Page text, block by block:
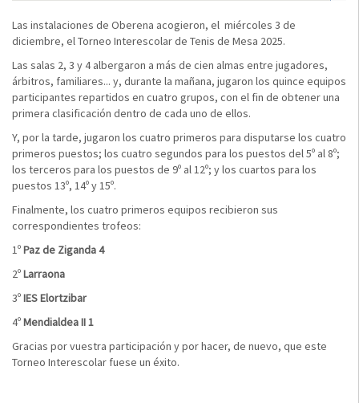
Las instalaciones de Oberena acogieron, el miércoles 3 de
diciembre, el Torneo Interescolar de Tenis de Mesa 2025.
Las salas 2, 3 y 4 albergaron a más de cien almas entre jugadores,
árbitros, familiares... y, durante la mañana, jugaron los quince equipos
participantes repartidos en cuatro grupos, con el fin de obtener una
primera clasificación dentro de cada uno de ellos.
Y, por la tarde, jugaron los cuatro primeros para disputarse los cuatro
primeros puestos; los cuatro segundos para los puestos del 5º al 8º;
los terceros para los puestos de 9º al 12º; y los cuartos para los
puestos 13º, 14º y 15º.
Finalmente, los cuatro primeros equipos recibieron sus
correspondientes trofeos:
1ºPaz de Ziganda 4
2ºLarraona
3ºIES Elortzibar
4ºMendialdea II 1
Gracias por vuestra participación y por hacer, de nuevo, que este
Torneo Interescolar fuese un éxito.